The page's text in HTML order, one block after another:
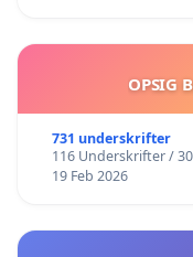
OPSIG
731 underskrifter
116 Underskrifter /
19 Feb 2026